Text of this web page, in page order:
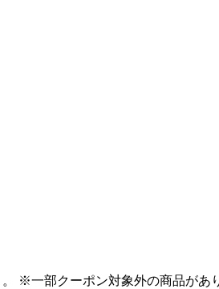
※一部クーポン対象外の商品が